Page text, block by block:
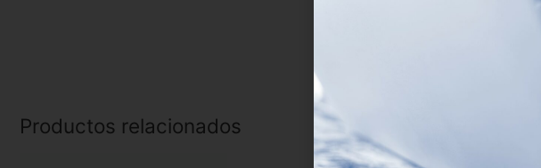
Productos relacionados